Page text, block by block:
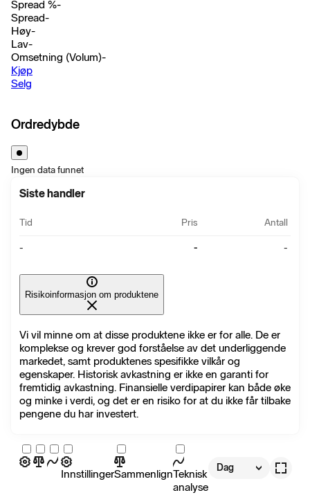
Spread %-
Spread-
Høy-
Lav-
Omsetning (Volum)-
Kjøp
Selg
Ordredybde
Ingen data funnet
Siste handler
Tid Pris Antall
- - -
Risikoinformasjon om produktene
Vi vil minne om at disse produktene ikke er for alle. De er
komplekse og krever god forståelse av det underliggende
markedet, samt produktenes spesifikke vilkår og
egenskaper. Historisk avkastning er ikke en garanti for
fremtidig avkastning. Finansielle verdipapirer kan både øke
og minke i verdi, og det er en risiko for at du ikke får tilbake
pengene du har investert.
InnstillingerSammenlignTeknisk
analyse
Dag